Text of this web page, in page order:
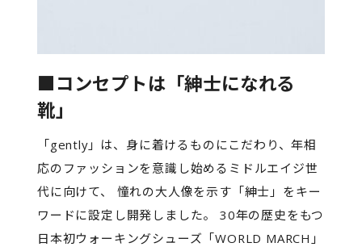
■コンセプトは「紳士になれる
靴」
「gently」は、身に着けるものにこだわり、年相
応のファッションを意識し始めるミドルエイジ世
代に向けて、 憧れの大人像を示す「紳士」をキー
ワードに設定し開発しました。 30年の歴史をもつ
日本初ウォーキングシューズ「WORLD MARCH」